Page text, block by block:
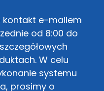
kontakt e-mailem
od 8:00 do
W celu
systemu
prosimy o